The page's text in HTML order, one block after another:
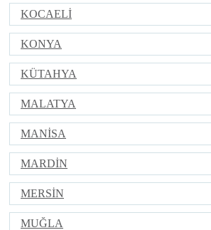
KOCAELİ
KONYA
KÜTAHYA
MALATYA
MANİSA
MARDİN
MERSİN
MUĞLA